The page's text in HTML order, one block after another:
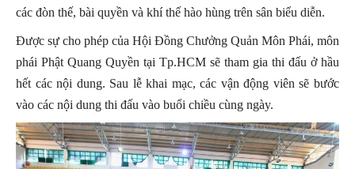
các đòn thế, bài quyền và khí thế hào hùng trên sân biểu diễn.
Được sự cho phép của Hội Đồng Chưởng Quản Môn Phái, môn
phái Phật Quang Quyền tại Tp.HCM sẽ tham gia thi đấu ở hầu
hết các nội dung. Sau lễ khai mạc, các vận động viên sẽ bước
vào các nội dung thi đấu vào buổi chiều cùng ngày.